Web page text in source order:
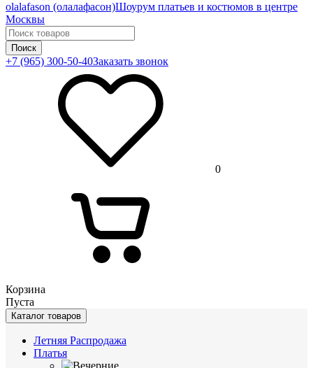
olalafason (олалафасон)Шоурум платьев и костюмов в центре
Москвы
Поиск
+7 (965) 300-50-40Заказать звонок
0
Корзина
Пуста
Каталог товаров
Летняя Распродажа
Платья